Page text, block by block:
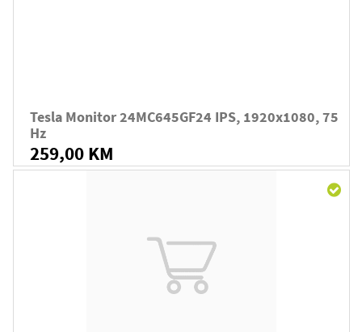
Tesla Monitor 24MC645GF24 IPS, 1920x1080, 75
Hz
259,00 KM